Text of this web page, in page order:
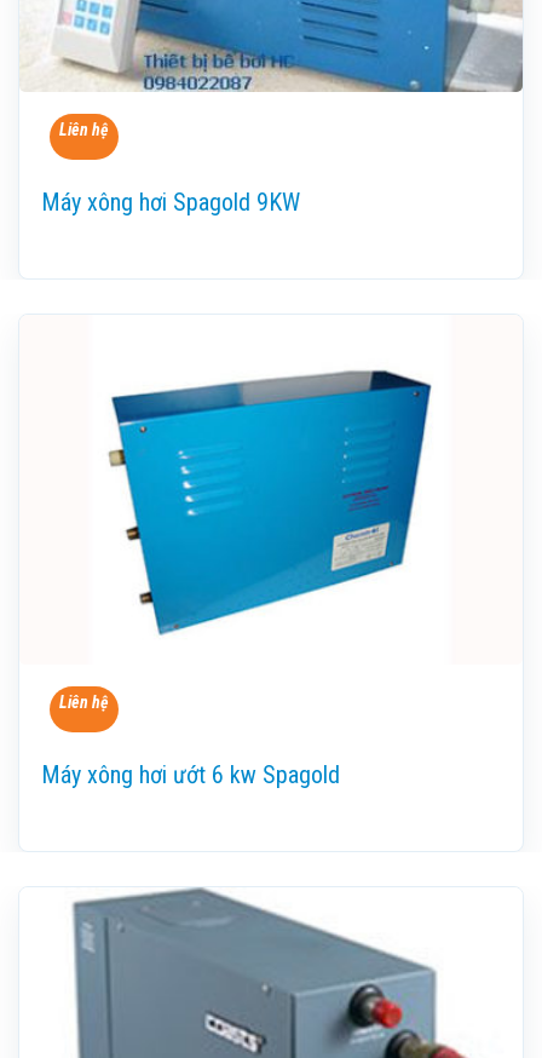
Liên hệ
Máy xông hơi Spagold 9KW
Liên hệ
Máy xông hơi ướt 6 kw Spagold